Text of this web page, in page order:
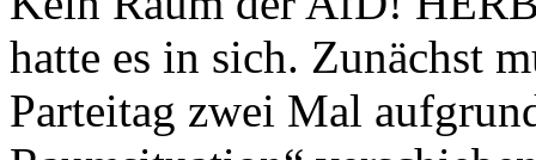
hatte es in sich. Zunächst
Parteitag zwei Mal